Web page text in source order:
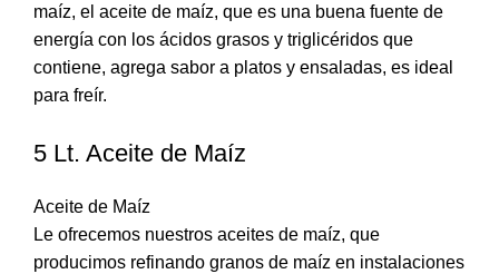
maíz, el aceite de maíz, que es una buena fuente de
energía con los ácidos grasos y triglicéridos que
contiene, agrega sabor a platos y ensaladas, es ideal
para freír.
5 Lt. Aceite de Maíz
Aceite de Maíz
Le ofrecemos nuestros aceites de maíz, que
producimos refinando granos de maíz en instalaciones